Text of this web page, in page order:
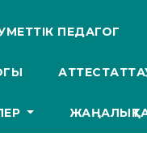
ПЕДАГОГ